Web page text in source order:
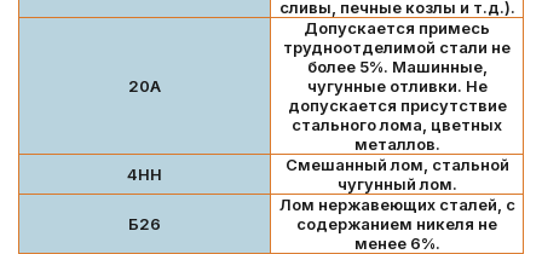
сливы, печные козлы и т.д.).
20А
Допускается примесь
трудноотделимой стали не
более 5%. Машинные,
чугунные отливки. Не
допускается присутствие
стального лома, цветных
металлов.
4НН
Смешанный лом, стальной
чугунный лом.
Б26
Лом нержавеющих сталей, с
содержанием никеля не
менее 6%.